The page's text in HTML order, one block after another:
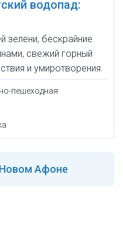
водопад:
зелени, бескрайние
свежий горный
и умиротворения.
пешеходная
Новом Афоне